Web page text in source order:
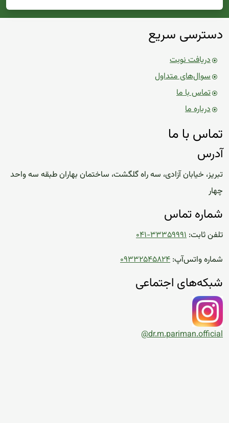
دسترسی سریع
دریافت نوبت
سوال‌های متداول
تماس با ما
درباره ما
تماس با ما
آدرس
تبریز، خیابان آزادی، سه راه گلگشت، ساختمان بهاران طبقه سه واحد
چهار
شماره تماس
تلفن ثابت: ۰۴۱-۳۳۳۵۹۹۹۱
شماره واتس‌آپ: ۰۹۳۳۲۵۴۵۸۲۴
شبکه‌های اجتماعی
@dr.m.pariman.official